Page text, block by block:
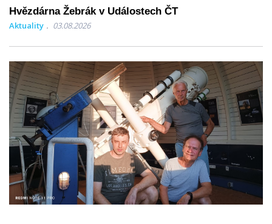
Hvězdárna Žebrák v Událostech ČT
Aktuality 03.08.2026